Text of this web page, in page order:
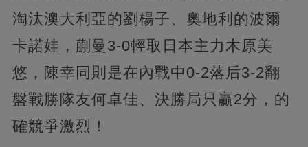
淘汰澳大利亞的劉楊子、奧地利的波爾
卡諾娃，蒯曼3-0輕取日本主力木原美
悠，陳幸同則是在內戰中0-2落后3-2翻
盤戰勝隊友何卓佳、決勝局只贏2分，的
確競爭激烈！